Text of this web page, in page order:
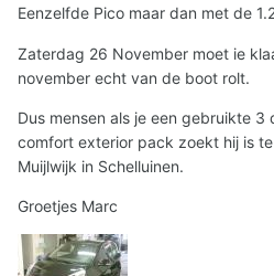
Eenzelfde Pico maar dan met de
Zaterdag 26 November moet ie
november echt van de boot rolt.
Dus mensen als je een gebruikte 3
comfort exterior pack zoekt hij is
Muijlwijk in Schelluinen.
Groetjes Marc